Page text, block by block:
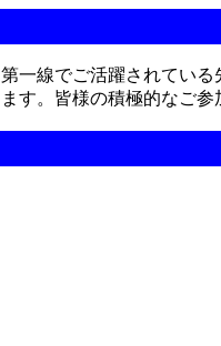
線でご活躍されている
す。皆様の積極的なご参